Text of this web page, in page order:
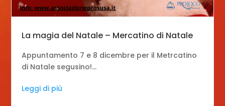
La magia del Natale – Mercatino di Natale
Appuntamento 7 e 8 dicembre per il Metrcatino
di Natale segusino!...
Leggi di più